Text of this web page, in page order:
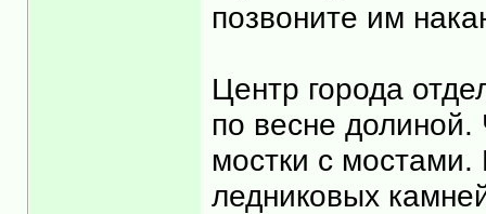
позвоните им
Центр города
по весне
мостки с
ледниковых